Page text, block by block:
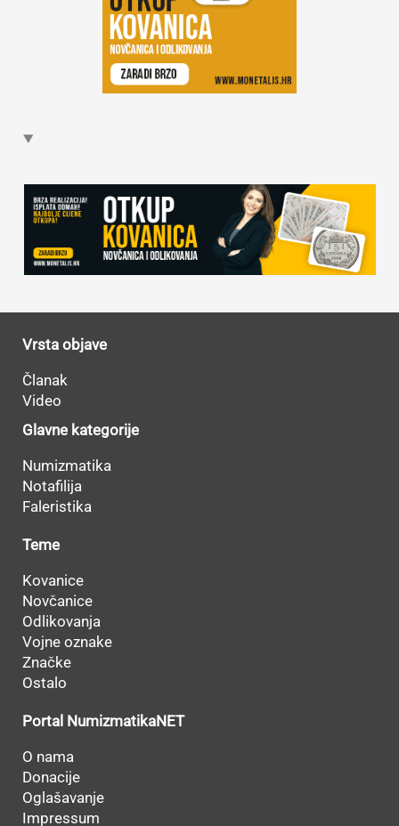
Vrsta objave
Članak
Video
Glavne kategorije
Numizmatika
Notafilija
Faleristika
Teme
Kovanice
Novčanice
Odlikovanja
Vojne oznake
Značke
Ostalo
Portal NumizmatikaNET
O nama
Donacije
Oglašavanje
Impressum